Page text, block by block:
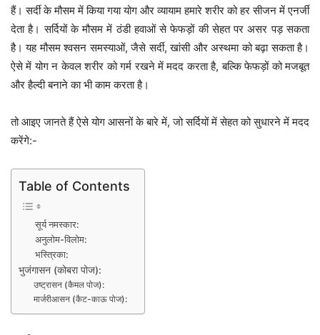
हैं। सर्दी के मौसम में किया गया योग और व्यायाम हमारे शरीर को हर सीजन में एनर्जी
देता है। सर्दियों के मौसम में ठंडी हवाओं से फेफड़ों की सेहत पर असर पड़ सकता
है। यह मौसम श्वसन समस्याओं, जैसे सर्दी, खांसी और अस्थमा को बढ़ा सकता है।
ऐसे में योग न केवल शरीर को गर्म रखने में मदद करता है, बल्कि फेफड़ों को मजबूत
और हैल्दी बनाने का भी काम करता है।
तो आइए जानते हैं ऐसे योग आसनों के बारे में, जो सर्दियों में सेहत को सुधारने में मदद
करेंगे:-
Table of Contents
सूर्य नमस्कार:
अनुलोम-विलोम:
भस्त्रिका:
भुजंगासन (कोबरा पोज):
उष्ट्रासन (कैमल पोज):
मार्जरीआसन (कैट-काऊ पोज):